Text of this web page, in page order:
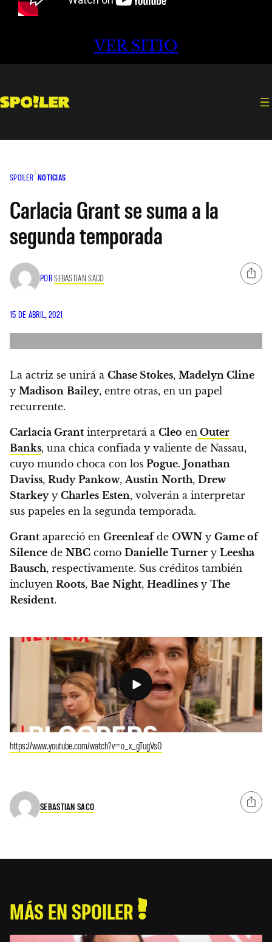
VER SITIO
SPOILER NOTICIAS
Carlacia Grant se suma a la
segunda temporada
PORSEBASTIAN SACO
15 DE ABRIL, 2021
La actriz se unirá a Chase Stokes, Madelyn Cline
y Madison Bailey, entre otras, en un papel
recurrente.
Carlacia Grant interpretará a Cleo en Outer
Banks, una chica confiada y valiente de Nassau,
cuyo mundo choca con los Pogue. Jonathan
Daviss, Rudy Pankow, Austin North, Drew
Starkeyy Charles Esten, volverán a interpretar
sus papeles en la segunda temporada.
Grant apareció en Greenleafde OWN y Game of
Silence de NBC como Danielle Turner y Leesha
Bausch, respectivamente. Sus créditos también
incluyen Roots, Bae Night, Headlines y The
Resident.
https://www.youtube.com/watch?v=o_x_gTugVs0
SEBASTIAN SACO
MÁS EN SPOILER